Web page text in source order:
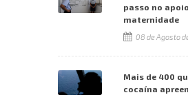
passo no
maternidade
08 de Agosto
Mais de 400
cocaína